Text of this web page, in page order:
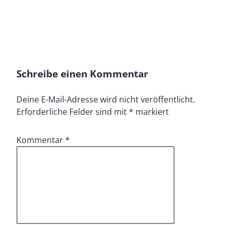
Schreibe einen Kommentar
Deine E-Mail-Adresse wird nicht veröffentlicht.
Erforderliche Felder sind mit* markiert
Kommentar*